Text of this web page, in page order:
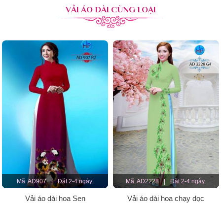
VẢI ÁO DÀI CÙNG LOẠI
Mã: AD907 | Đặt 2-4 ngày.
Vải áo dài hoa Sen
Mã: AD2228 | Đặt 2-4 ngày.
Vải áo dài hoa chạy dọc